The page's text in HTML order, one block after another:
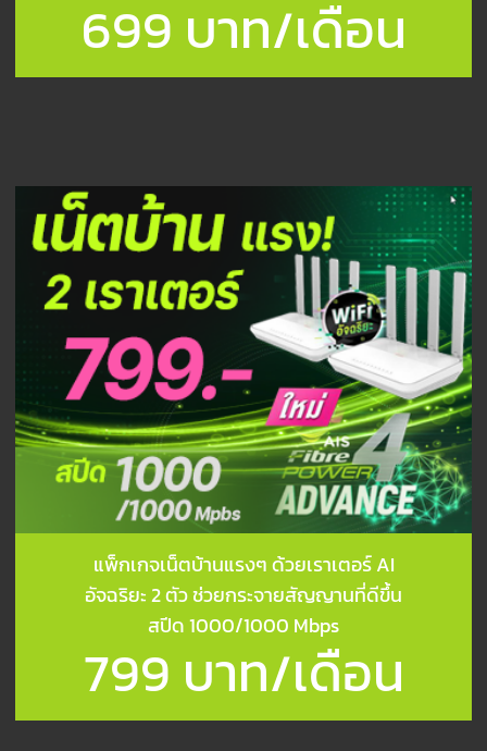
699 บาท/เดือน
แพ็กเกจเน็ตบ้านแรงๆ ด้วยเราเตอร์ AI
อัจฉริยะ 2 ตัว ช่วยกระจายสัญญานที่ดีขึ้น
สปีด 1000/1000 Mbps
799 บาท/เดือน